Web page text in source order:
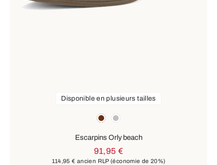
marronargent
Disponible en plusieurs tailles
Escarpins Orly beach
91,95 €
114,95 € ancien RLP(économie de 20%)